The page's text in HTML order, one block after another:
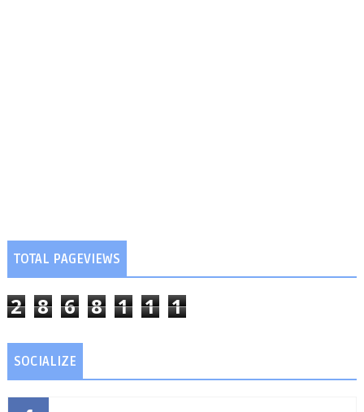
TOTAL PAGEVIEWS
2 8 6 8 1 1 1
SOCIALIZE